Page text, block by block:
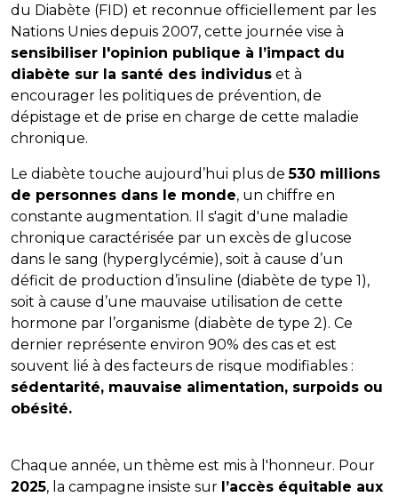
du Diabète (FID) et reconnue officiellement par les
Nations Unies depuis 2007, cette journée vise à
sensibiliser l'opinion publique à l’impact du
diabète sur la santé des individus et à
encourager les politiques de prévention, de
dépistage et de prise en charge de cette maladie
chronique.
Le diabète touche aujourd’hui plus de530 millions
de personnes dans le monde, un chiffre en
constante augmentation. Il s'agit d'une maladie
chronique caractérisée par un excès de glucose
dans le sang (hyperglycémie), soit à cause d’un
déficit de production d’insuline (diabète de type 1),
soit à cause d’une mauvaise utilisation de cette
hormone par l’organisme (diabète de type 2). Ce
dernier représente environ 90% des cas et est
souvent lié à des facteurs de risque modifiables :
sédentarité, mauvaise alimentation, surpoids ou
obésité.
Chaque année, un thème est mis à l'honneur. Pour
2025, la campagne insiste sur l’accès équitable aux